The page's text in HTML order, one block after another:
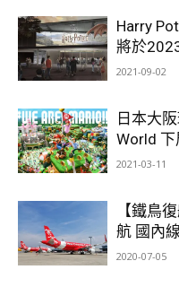
Harry
將於
2021-09-02
日本大
World 下
2021-03-11
【鐵鳥
航 國內
2020-07-05